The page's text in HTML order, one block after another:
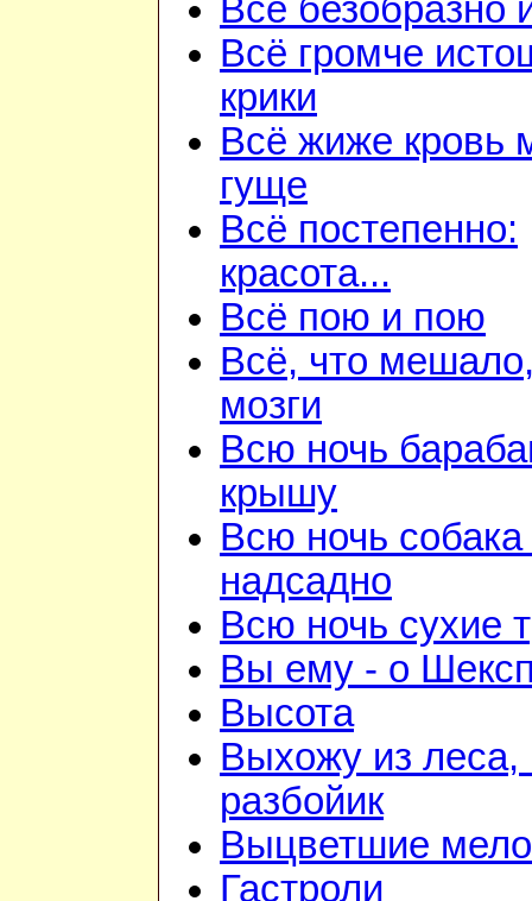
Всё безобразно
Всё громче
крики
Всё жиже кровь
гуще
Всё постепенно:
красота...
Всё пою и пою
Всё, что
мозги
Всю ночь
крышу
Всю ночь
надсадно
Всю ночь сухие
Вы ему - о
Высота
Выхожу из леса,
разбойик
Выцветшие
Гастроли